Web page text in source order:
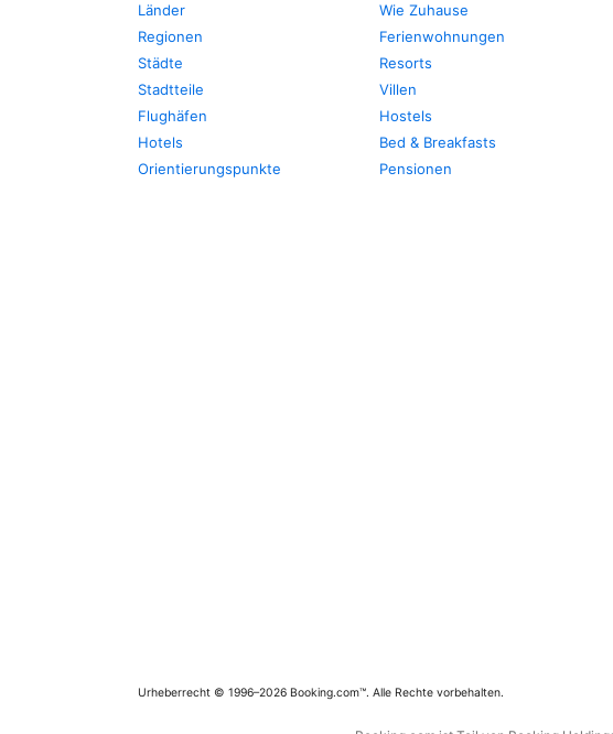
Länder
Regionen
Städte
Stadtteile
Flughäfen
Hotels
Orientierungspunkte
Wie Zuhause
Ferienwohnungen
Resorts
Villen
Hostels
Bed & Breakfasts
Pensionen
Urheberrecht © 1996–2026 Booking.com™. Alle Rechte vorbehalten.